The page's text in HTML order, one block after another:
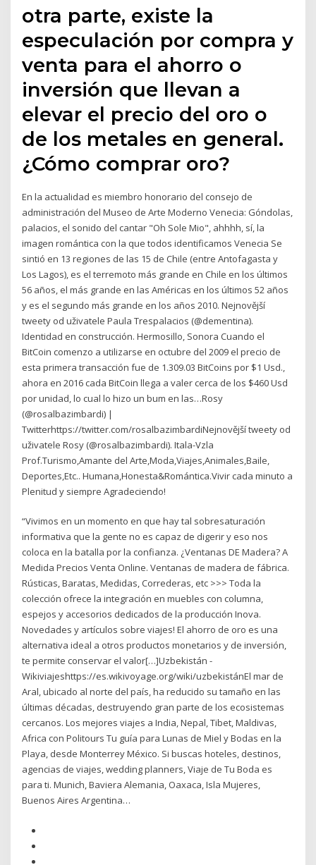
otra parte, existe la
especulación por compra y
venta para el ahorro o
inversión que llevan a
elevar el precio del oro o
de los metales en general.
¿Cómo comprar oro?
En la actualidad es miembro honorario del consejo de
administración del Museo de Arte Moderno Venecia: Góndolas,
palacios, el sonido del cantar "Oh Sole Mio", ahhhh, sí, la
imagen romántica con la que todos identificamos Venecia Se
sintió en 13 regiones de las 15 de Chile (entre Antofagasta y
Los Lagos), es el terremoto más grande en Chile en los últimos
56 años, el más grande en las Américas en los últimos 52 años
y es el segundo más grande en los años 2010. Nejnovější
tweety od uživatele Paula Trespalacios (@dementina).
Identidad en construcción. Hermosillo, Sonora Cuando el
BitCoin comenzo a utilizarse en octubre del 2009 el precio de
esta primera transacción fue de 1.309.03 BitCoins por $1 Usd.,
ahora en 2016 cada BitCoin llega a valer cerca de los $460 Usd
por unidad, lo cual lo hizo un bum en las…️️Rosy️
(@rosalbazimbardi) |
Twitterhttps://twitter.com/rosalbazimbardiNejnovější tweety od
uživatele ️️Rosy️ (@rosalbazimbardi). Itala-Vzla
Prof.Turismo,Amante del Arte,Moda,Viajes,Animales,Baile,
Deportes,Etc.. Humana,Honesta&Romántica.Vivir cada minuto a
Plenitud y siempre Agradeciendo!
“Vivimos en un momento en que hay tal sobresaturación
informativa que la gente no es capaz de digerir y eso nos
coloca en la batalla por la confianza. ¿Ventanas DE Madera? A
Medida Precios Venta Online. Ventanas de madera de fábrica.
Rústicas, Baratas, Medidas, Correderas, etc >>> Toda la
colección ofrece la integración en muebles con columna,
espejos y accesorios dedicados de la producción Inova.
Novedades y artículos sobre viajes! El ahorro de oro es una
alternativa ideal a otros productos monetarios y de inversión,
te permite conservar el valor[…]Uzbekistán -
Wikiviajeshttps://es.wikivoyage.org/wiki/uzbekistánEl mar de
Aral, ubicado al norte del país, ha reducido su tamaño en las
últimas décadas, destruyendo gran parte de los ecosistemas
cercanos. Los mejores viajes a India, Nepal, Tibet, Maldivas,
Africa con Politours Tu guía para Lunas de Miel y Bodas en la
Playa, desde Monterrey México. Si buscas hoteles, destinos,
agencias de viajes, wedding planners, Viaje de Tu Boda es
para ti. Munich, Baviera Alemania, Oaxaca, Isla Mujeres,
Buenos Aires Argentina…